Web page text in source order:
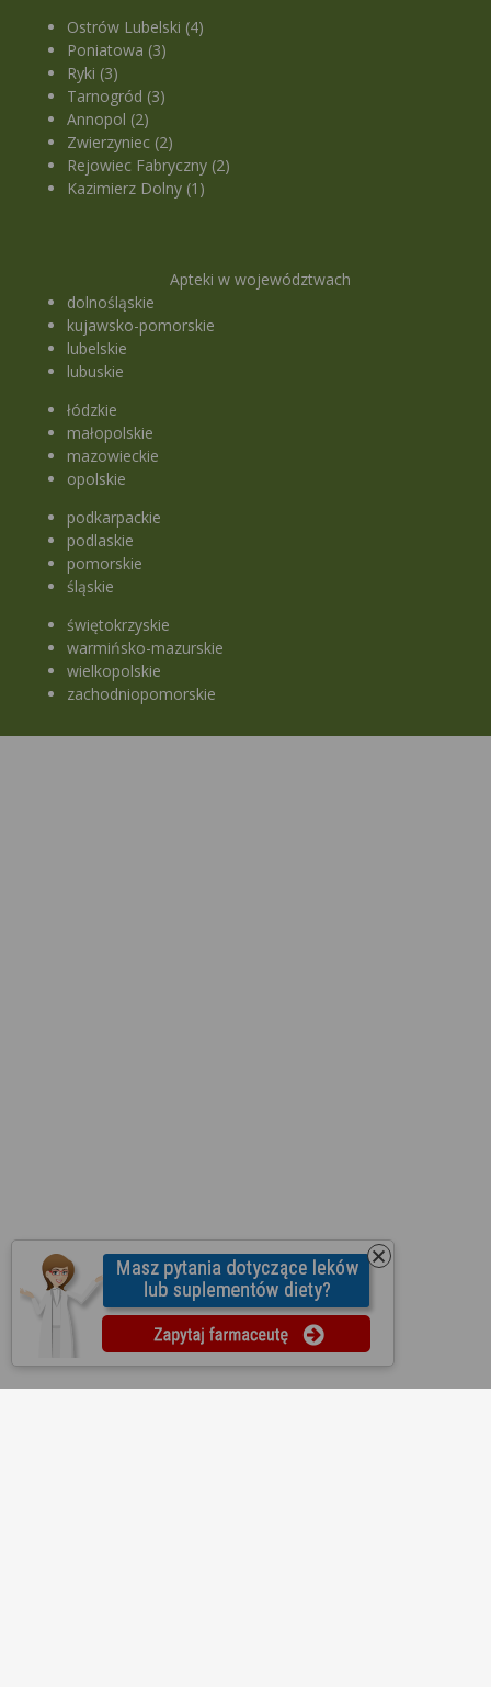
Ostrów Lubelski (4)
Poniatowa (3)
Ryki (3)
Tarnogród (3)
Annopol (2)
Zwierzyniec (2)
Rejowiec Fabryczny (2)
Kazimierz Dolny (1)
Apteki w województwach
dolnośląskie
kujawsko-pomorskie
lubelskie
lubuskie
łódzkie
małopolskie
mazowieckie
opolskie
podkarpackie
podlaskie
pomorskie
śląskie
świętokrzyskie
warmińsko-mazurskie
wielkopolskie
zachodniopomorskie